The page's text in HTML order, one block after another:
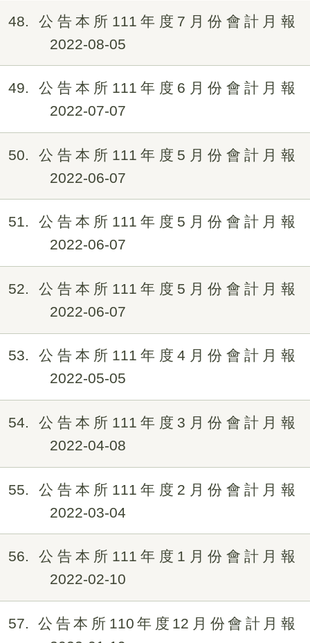
48
公告本所111年度7月份會計月報
2022-08-05
49
公告本所111年度6月份會計月報
2022-07-07
50
公告本所111年度5月份會計月報
2022-06-07
51
公告本所111年度5月份會計月報
2022-06-07
52
公告本所111年度5月份會計月報
2022-06-07
53
公告本所111年度4月份會計月報
2022-05-05
54
公告本所111年度3月份會計月報
2022-04-08
55
公告本所111年度2月份會計月報
2022-03-04
56
公告本所111年度1月份會計月報
2022-02-10
57
公告本所110年度12月份會計月報